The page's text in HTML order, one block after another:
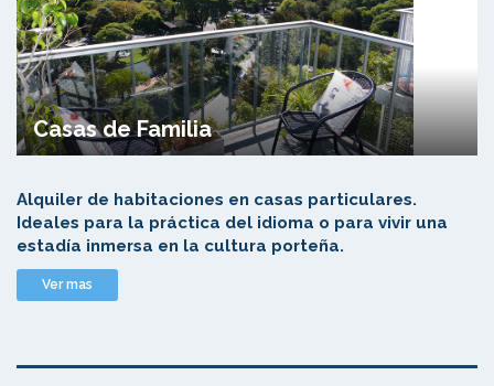
Casas de Familia
Alquiler de habitaciones en casas particulares.
Ideales para la práctica del idioma o para vivir una
estadía inmersa en la cultura porteña.
Ver mas